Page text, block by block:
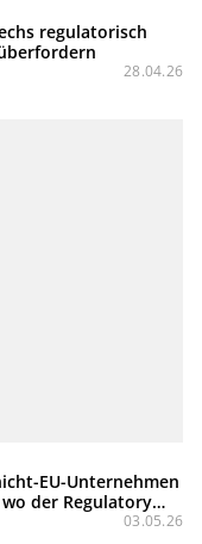
regulatorisch
28.04.26
EU-Unternehmen
der Regulatory
03.05.26